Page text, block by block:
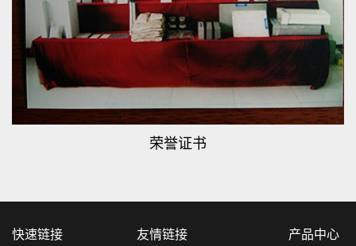
荣誉证书
快速链接 友情链接 产品中心